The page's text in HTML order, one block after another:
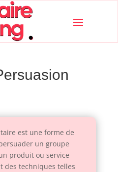
est une forme de
un groupe
produit ou service
des techniques telles